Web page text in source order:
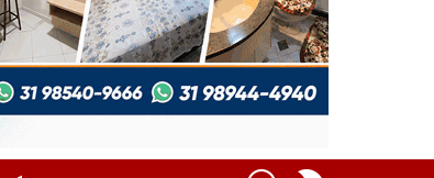
SEARCH